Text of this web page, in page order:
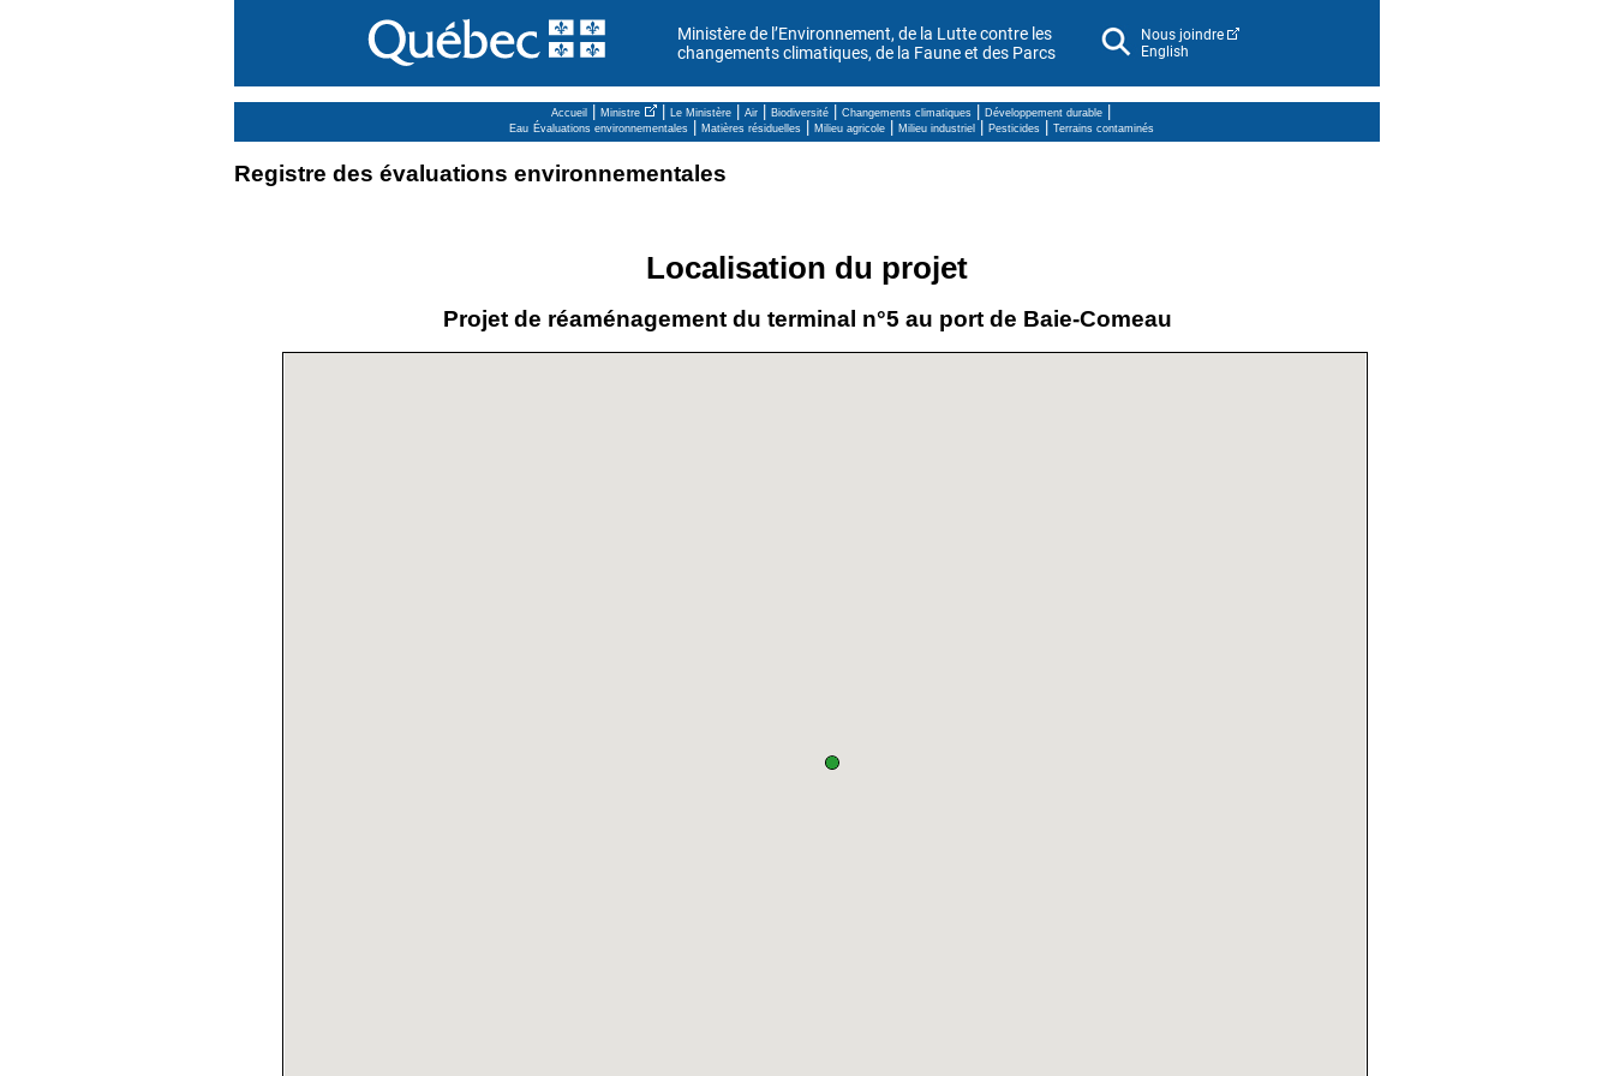
Ministère de l’Environnement, de la Lutte contre les
changements climatiques, de la Faune et des Parcs
Nous joindre
English
Accueil Ministre Le Ministère Air Biodiversité Changements climatiques Développement durable
Eau Évaluations environnementales| Matières résiduelles| Milieu agricole| Milieu industriel| Pesticides| Terrains contaminés
Registre des évaluations environnementales
Localisation du projet
Projet de réaménagement du terminal n°5 au port de Baie-Comeau